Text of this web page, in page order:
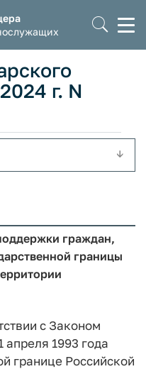
г. N
граждан,
границы
с Законом
1993 года
границе Российской